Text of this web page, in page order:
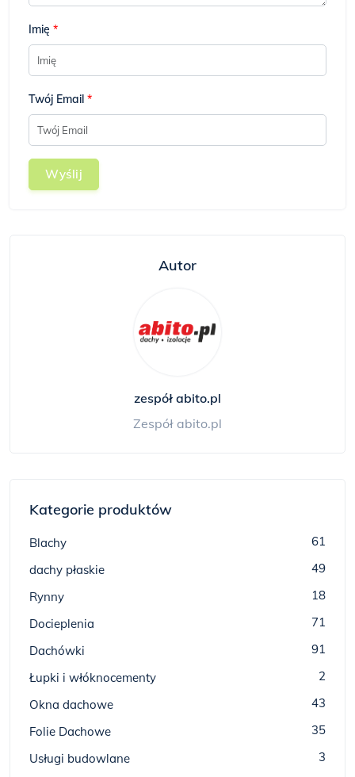
Imię *
Twój Email *
Wyślij
Autor
zespół abito.pl
Zespół abito.pl
Kategorie produktów
Blachy
61
dachy płaskie
49
Rynny
18
Docieplenia
71
Dachówki
91
Łupki i włóknocementy
2
Okna dachowe
43
Folie Dachowe
35
Usługi budowlane
3